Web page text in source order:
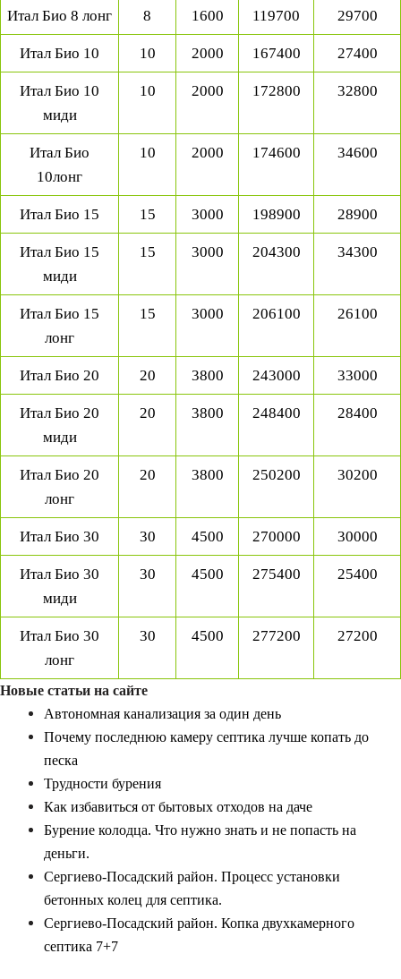
Итал Био 8 лонг 8 1600 119700 29700
Итал Био 10 10 2000 167400 27400
Итал Био 10
миди
10 2000 172800 32800
Итал Био
10лонг
10 2000 174600 34600
Итал Био 15 15 3000 198900 28900
Итал Био 15
миди
15 3000 204300 34300
Итал Био 15
лонг
15 3000 206100 26100
Итал Био 20 20 3800 243000 33000
Итал Био 20
миди
20 3800 248400 28400
Итал Био 20
лонг
20 3800 250200 30200
Итал Био 30 30 4500 270000 30000
Итал Био 30
миди
30 4500 275400 25400
Итал Био 30
лонг
30 4500 277200 27200
Новые статьи на сайте
Автономная канализация за один день
Почему последнюю камеру септика лучше копать до
песка
Трудности бурения
Как избавиться от бытовых отходов на даче
Бурение колодца. Что нужно знать и не попасть на
деньги.
Сергиево-Посадский район. Процесс установки
бетонных колец для септика.
Сергиево-Посадский район. Копка двухкамерного
септика 7+7